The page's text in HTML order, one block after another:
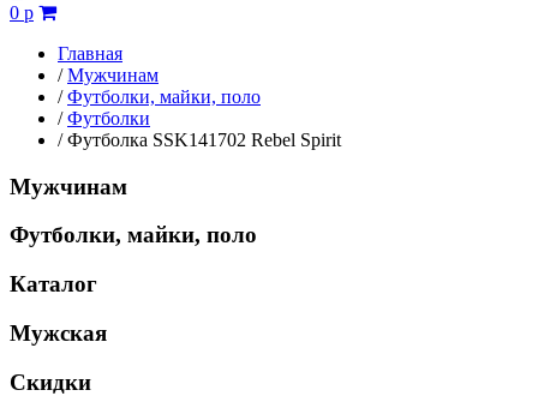
0 р
Главная
/ Мужчинам
/ Футболки, майки, поло
/ Футболки
/ Футболка SSK141702 Rebel Spirit
Мужчинам
Футболки, майки, поло
Каталог
Мужская
Скидки